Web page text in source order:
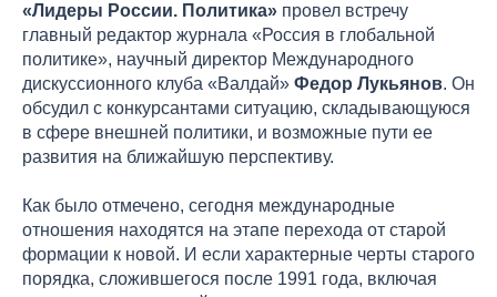
«Лидеры России. Политика» провел встречу
главный редактор журнала «Россия в глобальной
политике», научный директор Международного
дискуссионного клуба «Валдай» Федор Лукьянов. Он
обсудил с конкурсантами ситуацию, складывающуюся
в сфере внешней политики, и возможные пути ее
развития на ближайшую перспективу.
Как было отмечено, сегодня международные
отношения находятся на этапе перехода от старой
формации к новой. И если характерные черты старого
порядка, сложившегося после 1991 года, включая